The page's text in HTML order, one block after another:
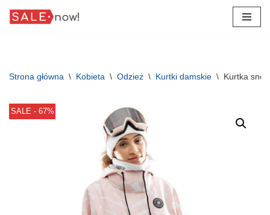
Strona główna \ Kobieta \ Odzież \ Kurtki damskie \ Kurtka
SALE - 67%